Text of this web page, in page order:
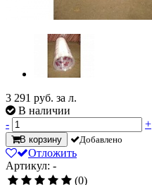
3 291 руб. за л.
В наличии
-
+
В корзину Добавлено
Отложить
Артикул: -
(0)